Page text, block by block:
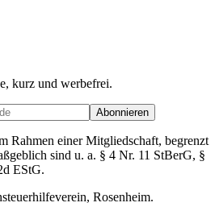
kurz und werbefrei.
Abonnieren
Rahmen einer Mitgliedschaft, begrenzt
sind u. a. § 4 Nr. 11 StBerG, §
EStG.
Rosenheim.